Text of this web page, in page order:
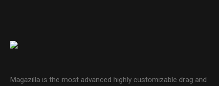
Magazilla is the most advanced highly customizable drag and